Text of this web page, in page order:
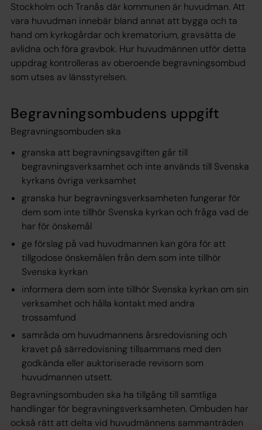
Stockholm och Tranås där kommunen är huvudman. Att
vara huvudman innebär bland annat att bygga och ta
hand om kyrkogårdar och krematorium, gravsätta de
avlidna och föra gravbok. Hur huvudmännen utför detta
uppdrag kontrolleras av oberoende begravningsombud
som utses av länsstyrelsen.
Begravningsombudens uppgift
Begravningsombuden ska
granska att begravningsavgiften går till
begravningsverksamhet och inte används till Svenska
kyrkans övriga verksamhet
granska hur begravningsverksamheten fungerar för
dem som inte tillhör Svenska kyrkan och fråga vad de
har för önskemål
ge förslag på vad huvudmannen kan göra för att
tillgodose önskemålen från dem som inte tillhör
Svenska kyrkan
informera dem som inte tillhör Svenska kyrkan om sin
verksamhet och hålla kontakt med andra
trossamfund
samråda om huvudmannens årsredovisning och
kravet på särredovisning tillsammans med den
godkända eller auktoriserade revisorn som
huvudmannen utsett.
Begravningsombuden ska ha tillgång till samtliga
handlingar för begravningsverksamheten. Ombuden har
också rätt att delta vid huvudmännens sammanträden